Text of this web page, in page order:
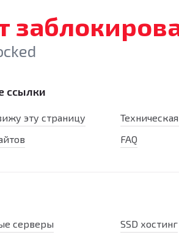
ссылки
эту страницу
FAQ
серверы
SSD хостинг